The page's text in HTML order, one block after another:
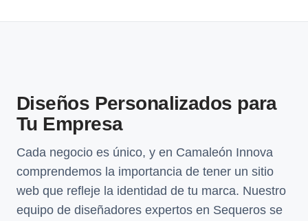
Diseños Personalizados para
Tu Empresa
Cada negocio es único, y en Camaleón Innova
comprendemos la importancia de tener un sitio
web que refleje la identidad de tu marca. Nuestro
equipo de diseñadores expertos en Sequeros se